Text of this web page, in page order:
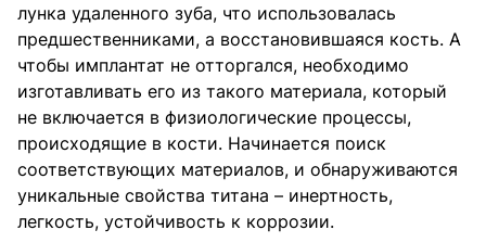
лунка удаленного зуба, что использовалась
предшественниками, а восстановившаяся кость. А
чтобы имплантат не отторгался, необходимо
изготавливать его из такого материала, который
не включается в физиологические процессы,
происходящие в кости. Начинается поиск
соответствующих материалов, и обнаруживаются
уникальные свойства титана – инертность,
легкость, устойчивость к коррозии.